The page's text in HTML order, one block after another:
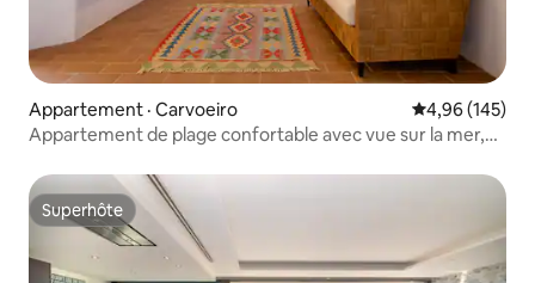
Appartement · Carvoeiro Note
4,96 (145)
Appartement de plage confortable avec vue sur la mer,
Superhôte
Superhôte